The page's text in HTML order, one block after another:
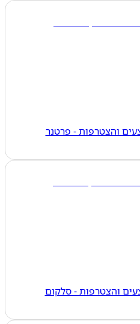
והצטרפות - פרטנר
והצטרפות - סלקום